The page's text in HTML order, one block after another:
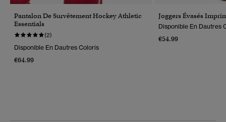
Pantalon De Survêtement Hockey Athletic
Essentials
(2)
Disponible En Dautres Coloris
€64.99
Joggers Évasés
Disponible En Dautres
€54.99